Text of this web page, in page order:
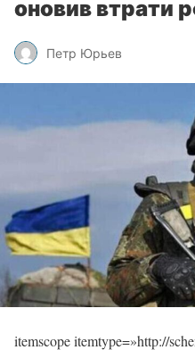
оновив втрати
Петр Юрьев
itemscope itemtype=»http://